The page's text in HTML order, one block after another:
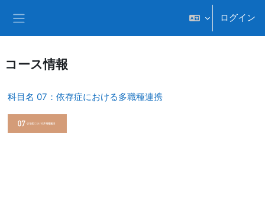
ログイン
コース情報
科目名 07：依存症における多職種連携